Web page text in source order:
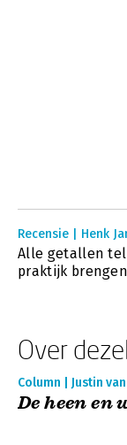
Recensie | Henk
Alle getallen
praktijk
Over
Column | Justin
De heen en